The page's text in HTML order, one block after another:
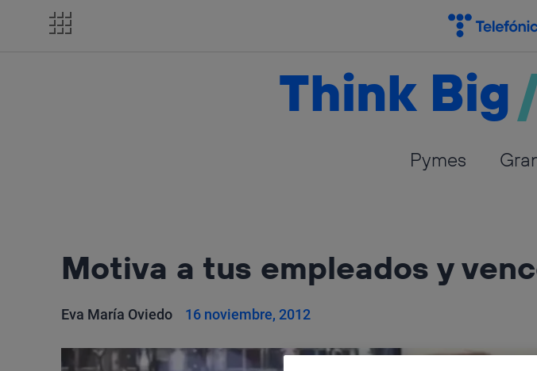
Think Big
Pymes
Motiva a tus empleados y
Eva María Oviedo 16 noviembre, 2012